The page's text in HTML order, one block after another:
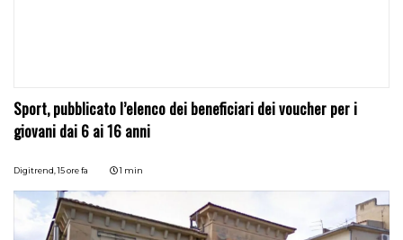
Sport, pubblicato l’elenco dei beneficiari dei voucher per i
giovani dai 6 ai 16 anni
Digitrend,15 ore fa 1 min